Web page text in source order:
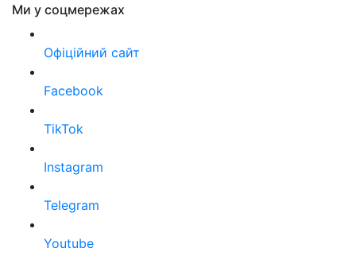
Ми у соцмережах
Офіційний сайт
Facebook
TikTok
Instagram
Telegram
Youtube